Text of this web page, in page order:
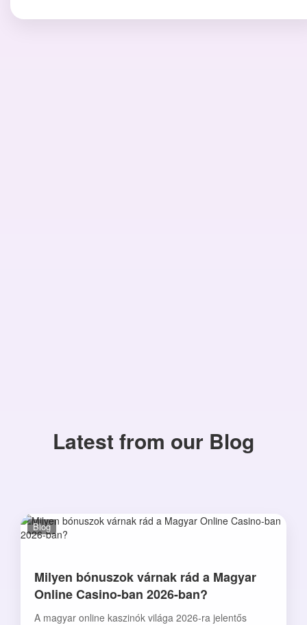
Latest from our Blog
Blog
Milyen bónuszok várnak rád a Magyar
Online Casino-ban 2026-ban?
A magyar online kaszinók világa 2026-ra jelentős